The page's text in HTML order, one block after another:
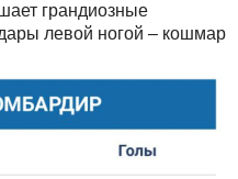
грандиозные
левой ногой – кошмар